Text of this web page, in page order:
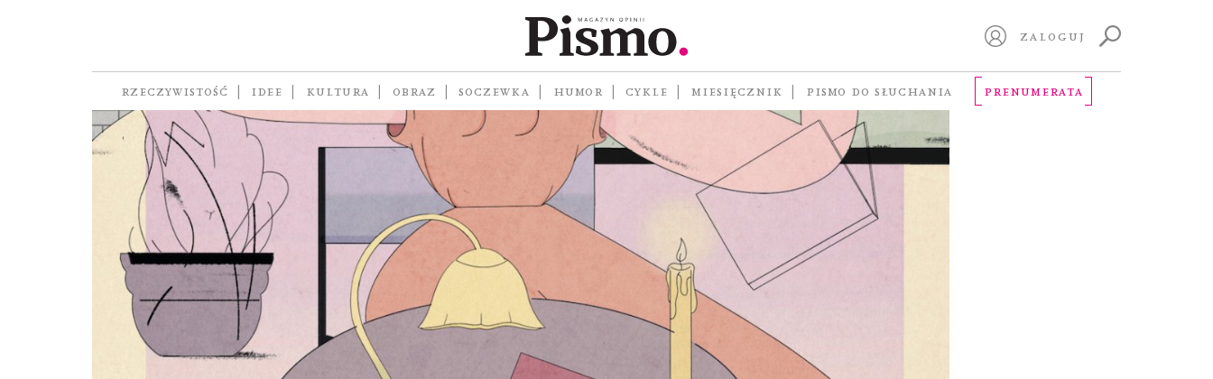
ZALOGUJ
RZECZYWISTOŚĆ IDEE KULTURA OBRAZ SOCZEWKA HUMOR CYKLE MIESIĘCZNIK PISMO DO SŁUCHANIA PRENUMERATA